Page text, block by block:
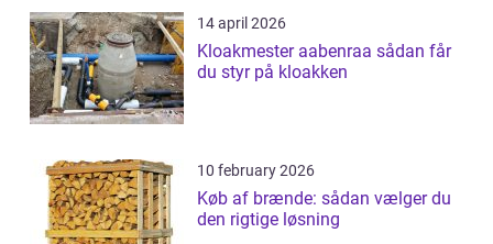
14 april 2026
Kloakmester aabenraa sådan får
du styr på kloakken
10 february 2026
Køb af brænde: sådan vælger du
den rigtige løsning